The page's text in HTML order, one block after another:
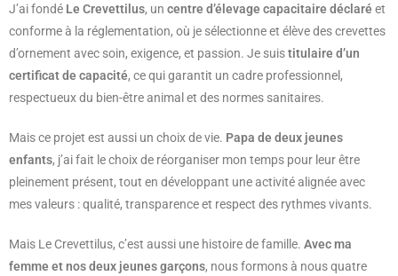
J’ai fondé Le Crevettilus, un centre d’élevage capacitaire déclaré et
conforme à la réglementation, où je sélectionne et élève des crevettes
d’ornement avec soin, exigence, et passion. Je suistitulaire d’un
certificat de capacité, ce qui garantit un cadre professionnel,
respectueux du bien-être animal et des normes sanitaires.
Mais ce projet est aussi un choix de vie. Papa de deux jeunes
enfants, j’ai fait le choix de réorganiser mon temps pour leur être
pleinement présent, tout en développant une activité alignée avec
mes valeurs : qualité, transparence et respect des rythmes vivants.
Mais Le Crevettilus, c’est aussi une histoire de famille. Avec ma
femme et nos deux jeunes garçons, nous formons à nous quatre